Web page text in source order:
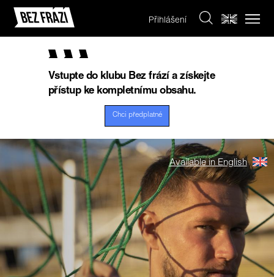
Přihlášení
Vstupte do klubu Bez frází a získejte
přístup ke kompletnímu obsahu.
Chci předplatné
Available in English